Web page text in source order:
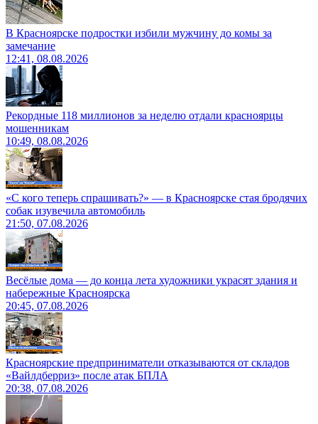
В Красноярске подростки избили мужчину до комы за
замечание
12:41, 08.08.2026
Рекордные 118 миллионов за неделю отдали красноярцы
мошенникам
10:49, 08.08.2026
«С кого теперь спрашивать?» — в Красноярске стая бродячих
собак изувечила автомобиль
21:50, 07.08.2026
Весёлые дома — до конца лета художники украсят здания и
набережные Красноярска
20:45, 07.08.2026
Красноярские предприниматели отказываются от складов
«Вайлдберриз» после атак БПЛА
20:38, 07.08.2026